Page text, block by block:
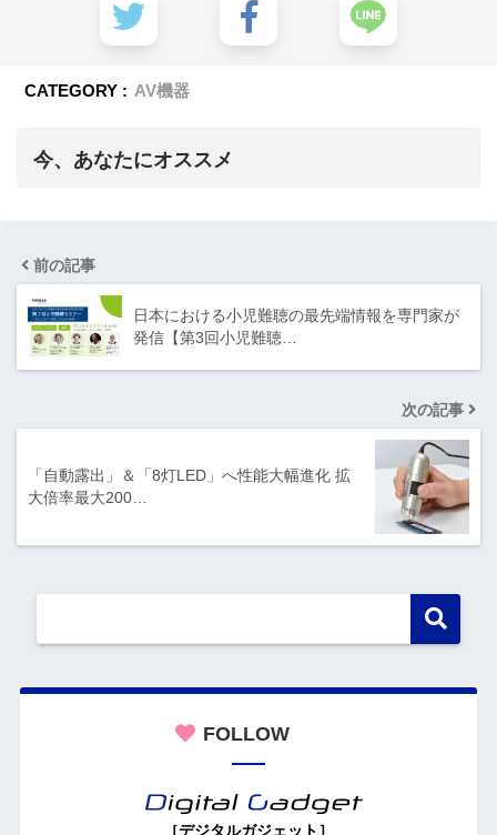
CATEGORY : AV機器
今、あなたにオススメ
前の記事
日本における小児難聴の最先端情報を専門家が
発信【第3回小児難聴…
次の記事
「自動露出」＆「8灯LED」へ性能大幅進化 拡
大倍率最大200…
FOLLOW
［デジタルガジェット］